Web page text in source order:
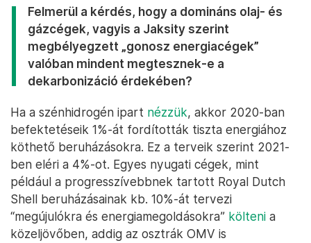
Felmerül a kérdés, hogy a domináns olaj- és
gázcégek, vagyis a Jaksity szerint
megbélyegzett „gonosz energiacégek”
valóban mindent megtesznek-e a
dekarbonizáció érdekében?
Ha a szénhidrogén ipart nézzük, akkor 2020-ban
befektetéseik 1%-át fordították tiszta energiához
köthető beruházásokra. Ez a terveik szerint 2021-
ben eléri a 4%-ot. Egyes nyugati cégek, mint
például a progresszívebbnek tartott Royal Dutch
Shell beruházásainak kb. 10%-át tervezi
“megújulókra és energiamegoldásokra” költeni a
közeljövőben, addig az osztrák OMV is